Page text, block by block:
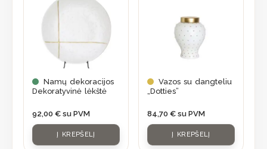
Namų dekoracijos
Dekoratyvinė lėkštė
92,00 € su PVM
Į KREPŠELĮ
Vazos su dangteliu
„Dotties”
84,70 € su PVM
Į KREPŠELĮ